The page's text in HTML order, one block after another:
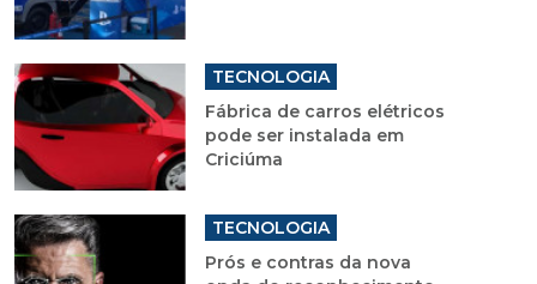
TECNOLOGIA
Fábrica de carros elétricos
pode ser instalada em
Criciúma
TECNOLOGIA
Prós e contras da nova